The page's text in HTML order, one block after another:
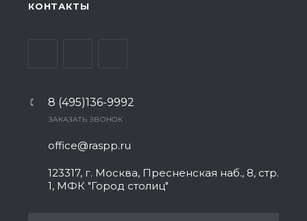
КОНТАКТЫ
8 (495)136-9992
ЗАКАЗАТЬ ЗВОНОК
office@raspp.ru
123317, г. Москва, Пресненская наб., 8, стр.
1, МФК "Город столиц"